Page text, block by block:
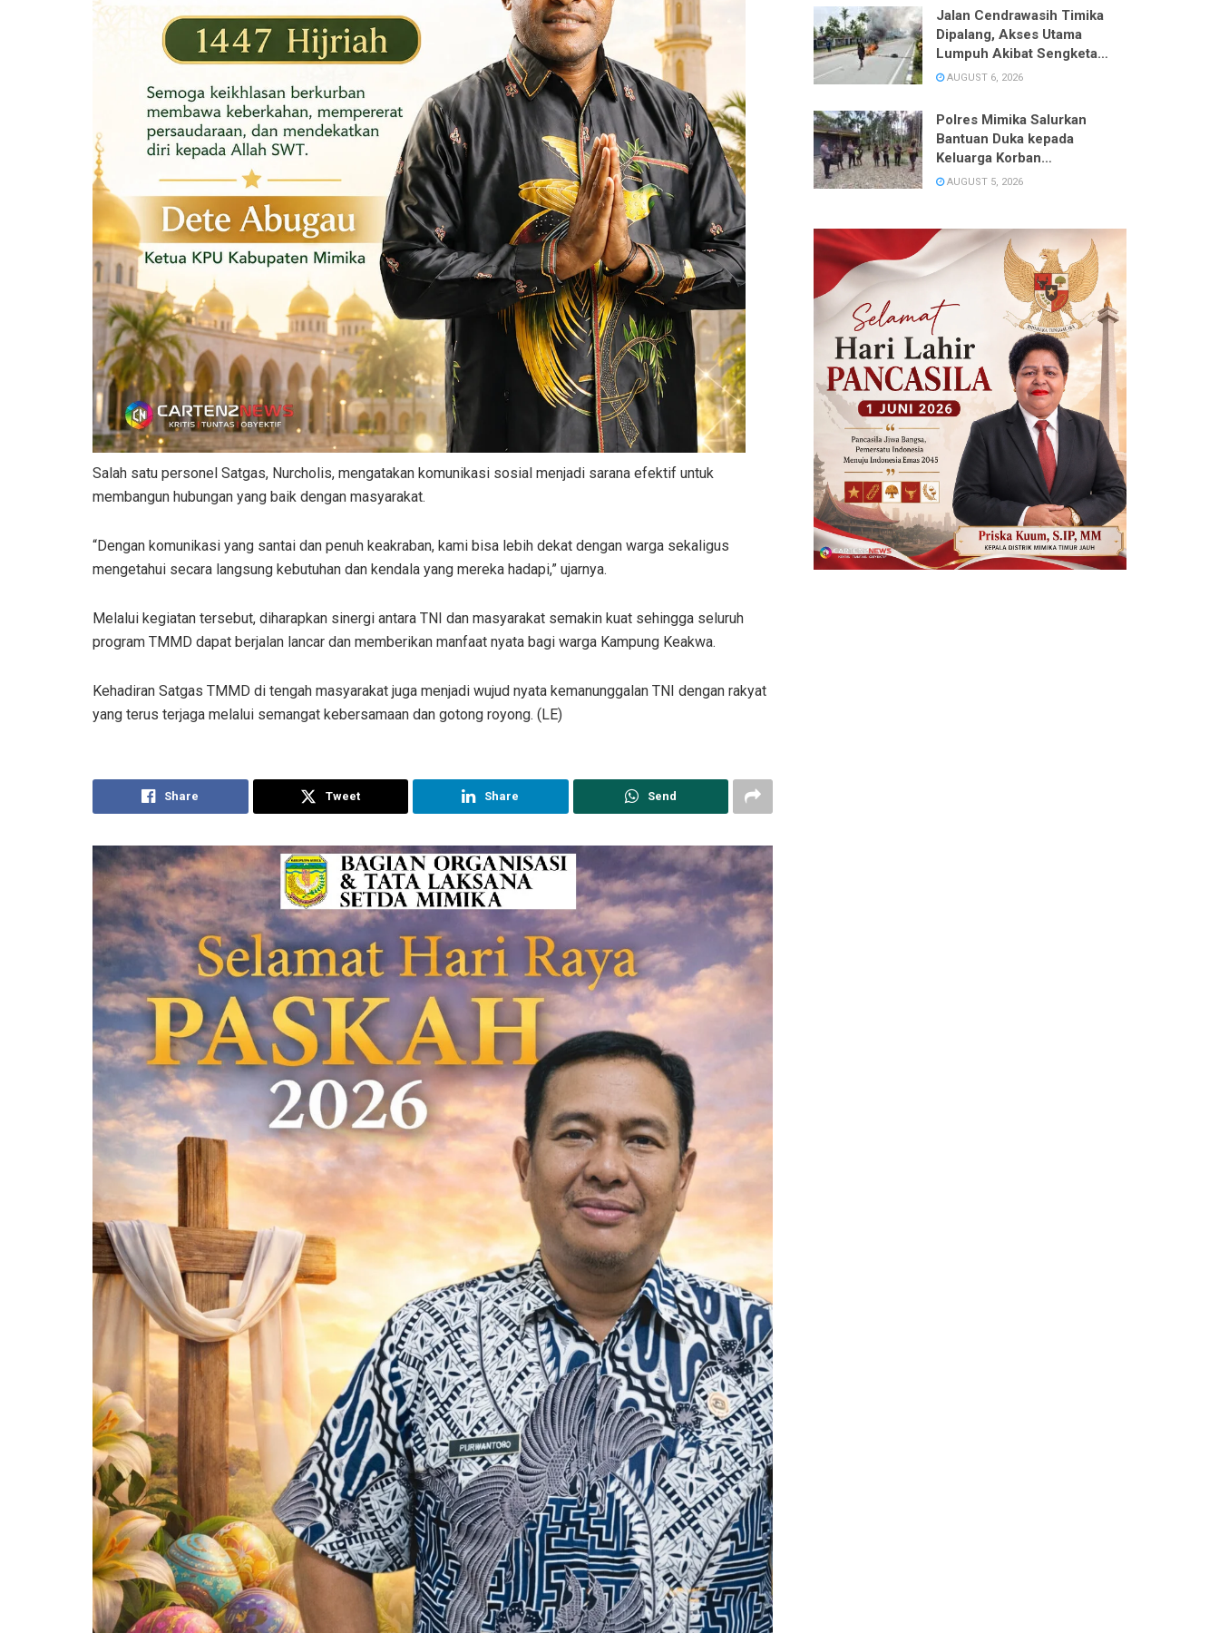
Salah satu personel Satgas, Nurcholis, mengatakan komunikasi sosial menjadi sarana efektif untuk
membangun hubungan yang baik dengan masyarakat.
“Dengan komunikasi yang santai dan penuh keakraban, kami bisa lebih dekat dengan warga sekaligus
mengetahui secara langsung kebutuhan dan kendala yang mereka hadapi,” ujarnya.
Melalui kegiatan tersebut, diharapkan sinergi antara TNI dan masyarakat semakin kuat sehingga seluruh
program TMMD dapat berjalan lancar dan memberikan manfaat nyata bagi warga Kampung Keakwa.
Kehadiran Satgas TMMD di tengah masyarakat juga menjadi wujud nyata kemanunggalan TNI dengan rakyat
yang terus terjaga melalui semangat kebersamaan dan gotong royong. (LE)
Share Tweet Share Send
Jalan Cendrawasih Timika
Dipalang, Akses Utama
Lumpuh Akibat Sengketa
Lahan
AUGUST 6, 2026
Polres Mimika Salurkan
Bantuan Duka kepada
Keluarga Korban
Pembunuhan di Kwamki
AUGUST 5, 2026